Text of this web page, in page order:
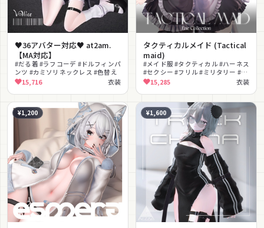
♥36アバター対応♥ at2am.
【MA対応】
#だる着 #ラフコーデ #ドルフィンパ
ンツ #カミソリネックレス #色替え
15,716 衣装
タクティカルメイド (Tactical
maid)
#メイド服 #タクティカル #ハーネス
#セクシー #フリル #ミリタリー #ベ
ルト #lilToon対応 #PhysBone対応
#網タイツ
15,285 衣装
¥1,200 ¥1,600